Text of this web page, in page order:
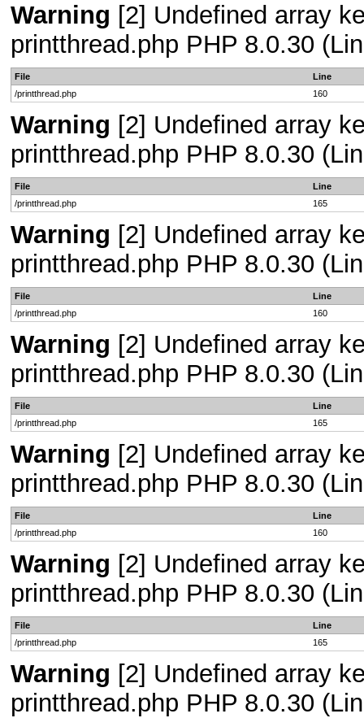
Warning [2] Undefined array
printthread.php PHP 8.0.30
File
Line
/printthread.php
160
Warning [2] Undefined array
printthread.php PHP 8.0.30
File
Line
/printthread.php
165
Warning [2] Undefined array
printthread.php PHP 8.0.30
File
Line
/printthread.php
160
Warning [2] Undefined array
printthread.php PHP 8.0.30
File
Line
/printthread.php
165
Warning [2] Undefined array
printthread.php PHP 8.0.30
File
Line
/printthread.php
160
Warning [2] Undefined array
printthread.php PHP 8.0.30
File
Line
/printthread.php
165
Warning [2] Undefined array
printthread.php PHP 8.0.30